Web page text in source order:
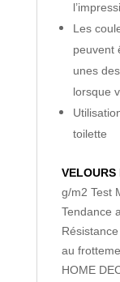
Les
peuvent
unes
lorsque
toilette
VELOURS
g/m2 Test
Tendance
au
HOME